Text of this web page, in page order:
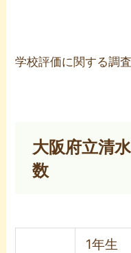
学校評価に関する調
大阪府立清
数
1年生